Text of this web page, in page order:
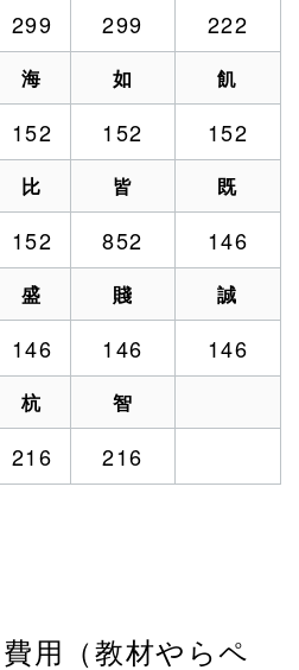
299 299 222
海 如 飢
152 152 152
比 皆 既
152 852 146
盛 賤 誠
146 146 146
杭 智
216 216
用（教材やらペ